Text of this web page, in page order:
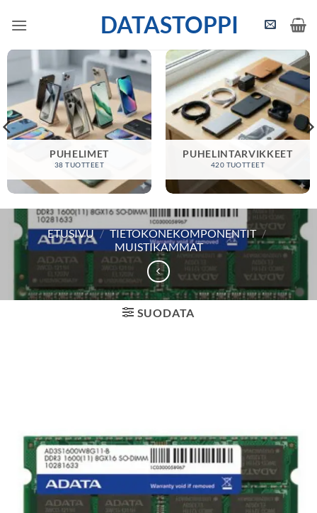
DATASTOPPI
PUHELIMET
38 TUOTTEET
PUHELINTARVIKKEET
420 TUOTTEET
ETUSIVU / TIETOKONEKOMPONENTIT /
MUISTIKAMMAT
SUODATA